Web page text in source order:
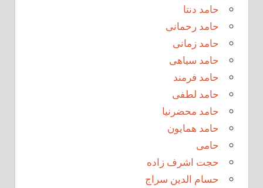
حامد دنتا
حامد رحمانی
حامد زمانی
حامد سیاهی
حامد فرمند
حامد لطفی
حامد محضرنیا
حامد همایون
حامی
حجت اشرف زاده
حسام الدین سراج